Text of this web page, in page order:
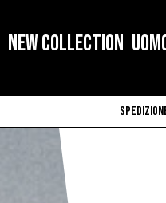
NEW COLLECTION